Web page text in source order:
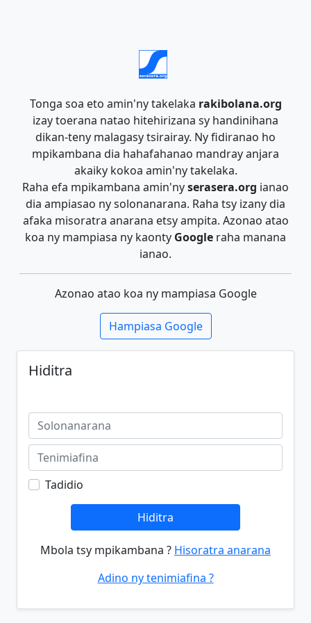
Tonga soa eto amin'ny takelaka rakibolana.org
izay toerana natao hitehirizana sy handinihana
dikan-teny malagasy tsirairay. Ny fidiranao ho
mpikambana dia hahafahanao mandray anjara
akaiky kokoa amin'ny takelaka.
Raha efa mpikambana amin'nyserasera.org ianao
dia ampiasao ny solonanarana. Raha tsy izany dia
afaka misoratra anarana etsy ampita. Azonao atao
koa ny mampiasa ny kaonty Google raha manana
ianao.
Azonao atao koa ny mampiasa Google
Hampiasa Google
Hiditra
Tadidio
Hiditra
Mbola tsy mpikambana ? Hisoratra anarana
Adino ny tenimiafina ?